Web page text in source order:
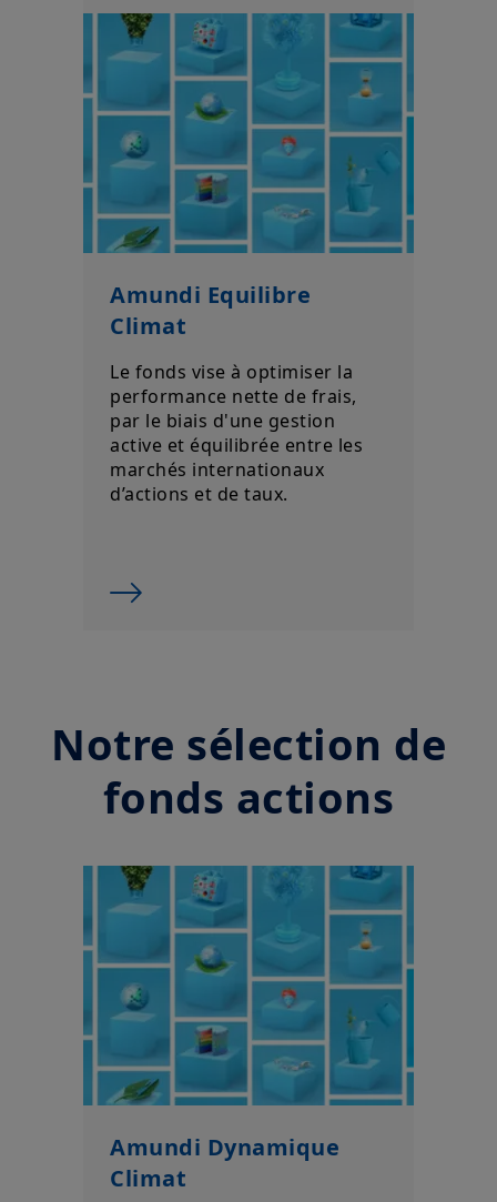
Amundi Equilibre
Climat
Le fonds vise à optimiser la
performance nette de frais,
par le biais d'une gestion
active et équilibrée entre les
marchés internationaux
d’actions et de taux.
Notre sélection de
fonds actions
Amundi Dynamique
Climat